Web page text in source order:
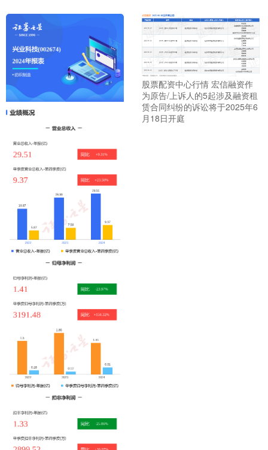
股票配资中心行情 宏信融资作
为原告/上诉人的5起涉及融资租
赁合同纠纷的诉讼将于2025年6
月18日开庭